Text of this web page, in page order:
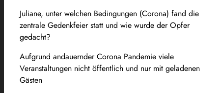
Juliane, unter welchen Bedingungen (Corona) fand die
zentrale Gedenkfeier statt und wie wurde der Opfer
gedacht?
Aufgrund andauernder Corona Pandemie viele
Veranstaltungen nicht öffentlich und nur mit geladenen
Gästen